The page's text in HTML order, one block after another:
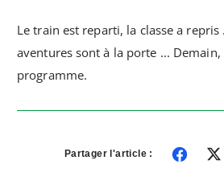
Le train est reparti, la classe a repris
aventures sont à la porte ...
programme.
Partager l'article :